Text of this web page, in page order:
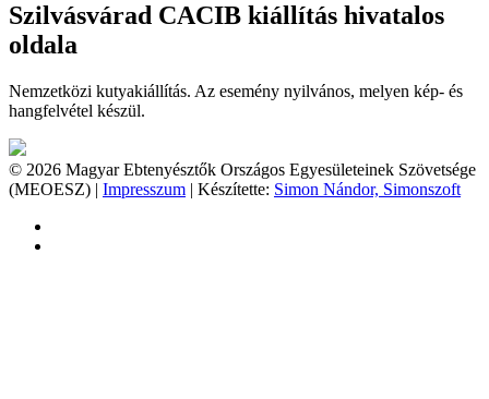
Szilvásvárad CACIB kiállítás hivatalos
oldala
Nemzetközi kutyakiállítás. Az esemény nyilvános, melyen kép- és
hangfelvétel készül.
© 2026 Magyar Ebtenyésztők Országos Egyesületeinek Szövetsége
(MEOESZ) | Impresszum | Készítette: Simon Nándor, Simonszoft